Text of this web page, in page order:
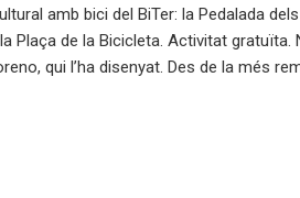
amb bici del BiTer: la Pedalada
de la Bicicleta. Activitat
qui l’ha disenyat. Des de la més